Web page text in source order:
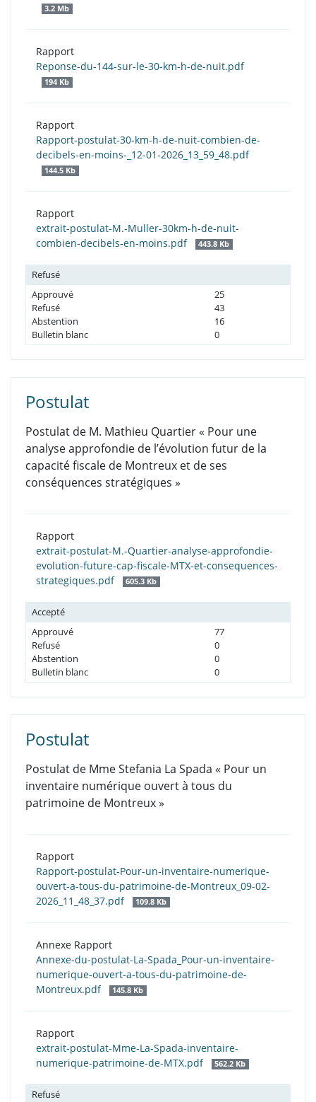
3.2 Mb
Rapport
Reponse-du-144-sur-le-30-km-h-de-nuit.pdf
194 Kb
Rapport
Rapport-postulat-30-km-h-de-nuit-combien-de-
decibels-en-moins-_12-01-2026_13_59_48.pdf
144.5 Kb
Rapport
extrait-postulat-M.-Muller-30km-h-de-nuit-
combien-decibels-en-moins.pdf
443.8 Kb
Refusé
Approuvé
25
Refusé
43
Abstention
16
Bulletin blanc
0
Postulat
Postulat de M. Mathieu Quartier « Pour une
analyse approfondie de l’évolution futur de la
capacité fiscale de Montreux et de ses
conséquences stratégiques »
Rapport
extrait-postulat-M.-Quartier-analyse-approfondie-
evolution-future-cap-fiscale-MTX-et-consequences-
strategiques.pdf
605.3 Kb
Accepté
Approuvé
77
Refusé
0
Abstention
0
Bulletin blanc
0
Postulat
Postulat de Mme Stefania La Spada « Pour un
inventaire numérique ouvert à tous du
patrimoine de Montreux »
Rapport
Rapport-postulat-Pour-un-inventaire-numerique-
ouvert-a-tous-du-patrimoine-de-Montreux_09-02-
2026_11_48_37.pdf
109.8 Kb
Annexe Rapport
Annexe-du-postulat-La-Spada_Pour-un-inventaire-
numerique-ouvert-a-tous-du-patrimoine-de-
Montreux.pdf
145.8 Kb
Rapport
extrait-postulat-Mme-La-Spada-inventaire-
numerique-patrimoine-de-MTX.pdf
562.2 Kb
Refusé